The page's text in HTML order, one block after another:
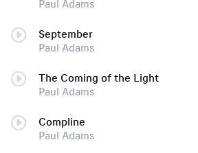
Paul Adams
September
Paul Adams
The Coming of the Light
Paul Adams
Compline
Paul Adams